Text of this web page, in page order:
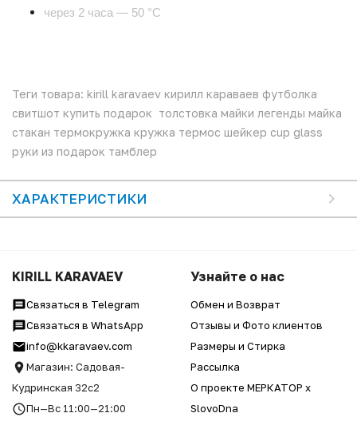
через 2 часа — 50 °С
Теги товара: kirill karavaev кирилл караваев футболка
свитшот купить подарок толстовка майки легенды майка
стакан термокружка кружка термос шейкер cup glass
руки из подарок тамблер
ХАРАКТЕРИСТИКИ
KIRILL KARAVAEV
Связаться в Telegram
Связаться в WhatsApp
info@kkaravaev.com
Магазин: Садовая-
Кудринская 32с2
Пн—Вс 11:00—21:00
Узнайте о нас
Обмен и Возврат
Отзывы и Фото клиентов
Размеры и Стирка
Рассылка
О проекте МЕРКАТОР x
SlovoDna